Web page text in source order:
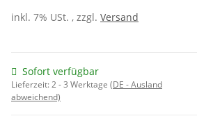
inkl. 7% USt. , zzgl. Versand
Sofort verfügbar
Lieferzeit:2 - 3 Werktage (DE - Ausland
abweichend)